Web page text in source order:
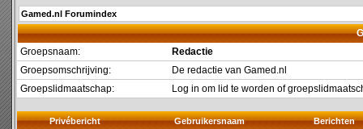
Gamed.nl Forumindex
Groepsnaam:
Redactie
Groepsomschrijving:
De redactie van Gamed.nl
Groepslidmaatschap:
Log in om lid te worden of
Privébericht Gebruikersnaam Berichten